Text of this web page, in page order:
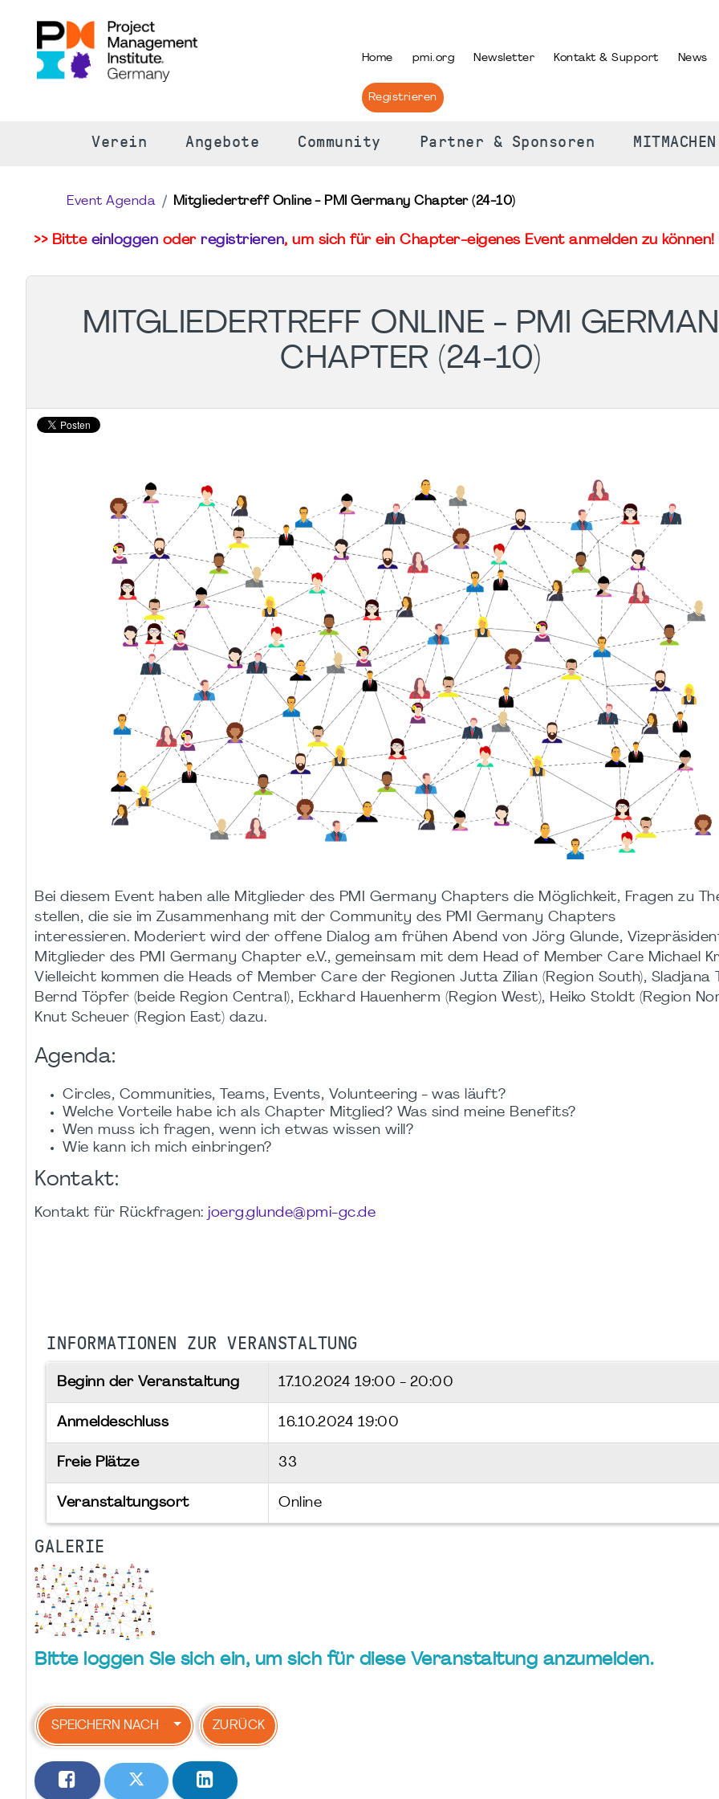
Home pmi.org Newsletter Kontakt & Support News
Registrieren
Verein Angebote Community Partner & Sponsoren MITMACHEN
Event Agenda Mitgliedertreff Online - PMI Germany Chapter (24-10)
>> Bitte einloggen oder registrieren, um sich für ein Chapter-eigenes Event anmelden zu können!
MITGLIEDERTREFF ONLINE - PMI
CHAPTER (24-10)
Bei diesem Event haben alle Mitglieder des PMI Germany Chapters die Möglichkeit, Fragen zu
stellen, die sie im Zusammenhang mit der Community des PMI Germany Chapters
interessieren. Moderiert wird der offene Dialog am frühen Abend von Jörg Glunde,
Mitglieder des PMI Germany Chapter e.V., gemeinsam mit dem Head of Member Care Michael
Vielleicht kommen die Heads of Member Care der Regionen Jutta Zilian (Region South), Sladjana
Bernd Töpfer (beide Region Central), Eckhard Hauenherm (Region West), Heiko Stoldt (Region
Knut Scheuer (Region East) dazu.
Agenda:
Circles, Communities, Teams, Events, Volunteering - was läuft?
Welche Vorteile habe ich als Chapter Mitglied? Was sind meine Benefits?
Wen muss ich fragen, wenn ich etwas wissen will?
Wie kann ich mich einbringen?
Kontakt:
Kontakt für Rückfragen: joerg.glunde@pmi-gc.de
INFORMATIONEN ZUR VERANSTALTUNG
Beginn der Veranstaltung 17.10.2024 19:00 - 20:00
Anmeldeschluss 16.10.2024 19:00
Freie Plätze 33
Veranstaltungsort Online
GALERIE
Bitte loggen Sie sich ein, um sich für diese Veranstaltung anzumelden.
SPEICHERN NACH ZURÜCK
LG
Darmstadt
Roundtable
#43
(POSTPONED
to 31.08)
31.08.2026
18:00
- 19:30
-